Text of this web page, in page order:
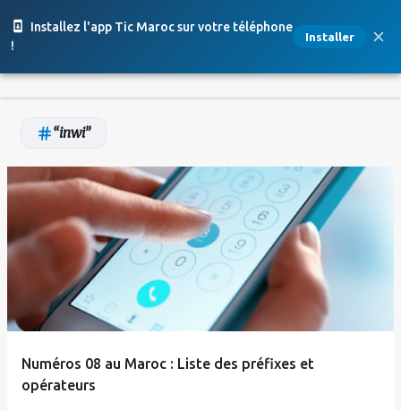
Installez l'app Tic Maroc sur votre téléphone
!
Installer
Accéder au contenu principal
inwi
A
r
t
Numéros 08 au Maroc : Liste des préfixes et
opérateurs